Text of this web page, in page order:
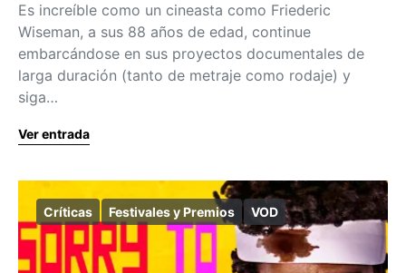
Es increíble como un cineasta como Friederic
Wiseman, a sus 88 años de edad, continue
embarcándose en sus proyectos documentales de
larga duración (tanto de metraje como rodaje) y
siga…
Ver entrada
Críticas Festivales y Premios VOD